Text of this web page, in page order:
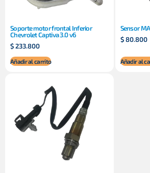
Soporte motor frontal Inferior
Chevrolet Captiva 3.0 v6
$233.800
Añadir al carrito
Sensor
$80.800
Añadir al